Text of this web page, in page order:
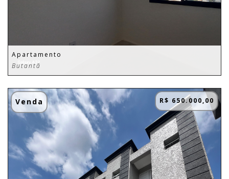
Apartamento
Butantã
Venda R$ 650.000,00